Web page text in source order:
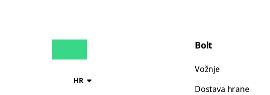
HR
Bolt
Vožnje
Dostava hrane